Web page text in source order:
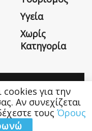
Υγεία
Χωρίς
Κατηγορία
cookies για την
Αν συνεχίζεται
τους Όρους